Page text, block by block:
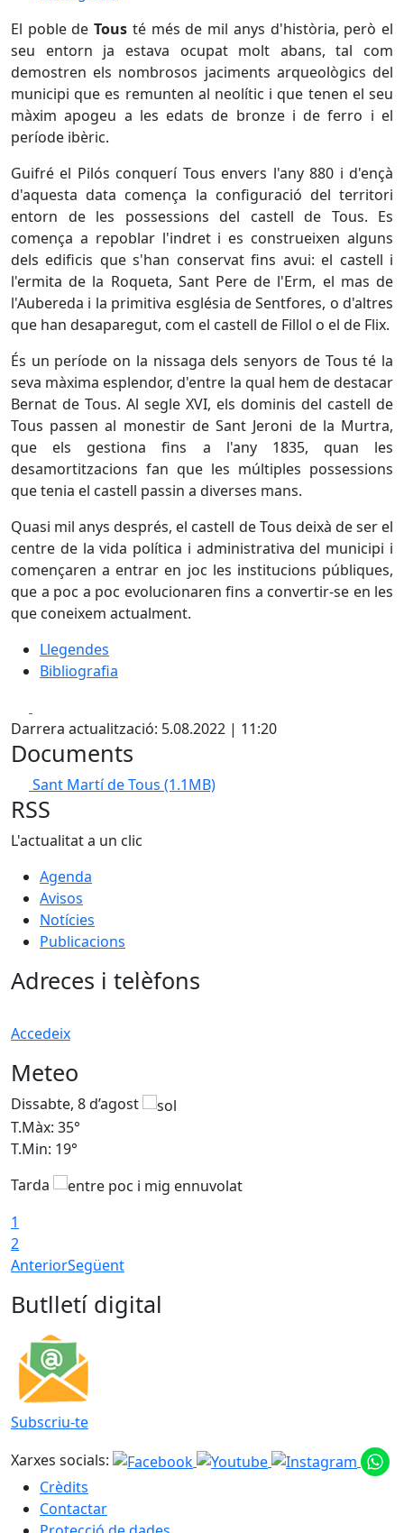
El poble deTous té més de mil anys d'història, però el
seu entorn ja estava ocupat molt abans, tal com
demostren els nombrosos jaciments arqueològics del
municipi que es remunten al neolític i que tenen el seu
màxim apogeu a les edats de bronze i de ferro i el
període ibèric.
Guifré el Pilós conquerí Tous envers l'any 880 i d'ençà
d'aquesta data comença la configuració del territori
entorn de les possessions del castell de Tous. Es
comença a repoblar l'indret i es construeixen alguns
dels edificis que s'han conservat fins avui: el castell i
l'ermita de la Roqueta, Sant Pere de l'Erm, el mas de
l'Aubereda i la primitiva església de Sentfores, o d'altres
que han desaparegut, com el castell de Fillol o el de Flix.
És un període on la nissaga dels senyors de Tous té la
seva màxima esplendor, d'entre la qual hem de destacar
Bernat de Tous. Al segle XVI, els dominis del castell de
Tous passen al monestir de Sant Jeroni de la Murtra,
que els gestiona fins a l'any 1835, quan les
desamortitzacions fan que les múltiples possessions
que tenia el castell passin a diverses mans.
Quasi mil anys després, el castell de Tous deixà de ser el
centre de la vida política i administrativa del municipi i
començaren a entrar en joc les institucions públiques,
que a poc a poc evolucionaren fins a convertir-se en les
que coneixem actualment.
Llegendes
Bibliografia
Darrera actualització: 5.08.2022 | 11:20
Documents
Sant Martí de Tous (1.1MB)
RSS
L'actualitat a un clic
Agenda
Avisos
Notícies
Publicacions
Adreces i telèfons
Accedeix
Meteo
Dissabte, 8 d’agost
T.Màx: 35°
T.Min: 19°
Tarda
1
2
AnteriorSegüent
Butlletí digital
Subscriu-te
Xarxes socials:
Crèdits
Contactar